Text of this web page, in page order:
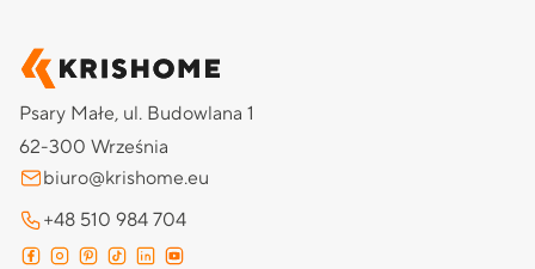
Psary Małe, ul. Budowlana 1
62-300 Września
biuro@krishome.eu
+48 510 984 704